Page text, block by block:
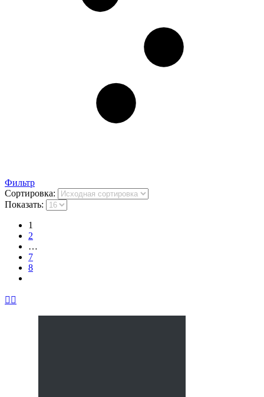
Фильтр
Сортировка:
Показать:
1
2
…
7
8